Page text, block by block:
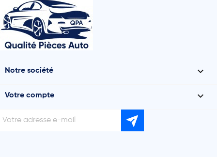
Notre société 
Votre compte 